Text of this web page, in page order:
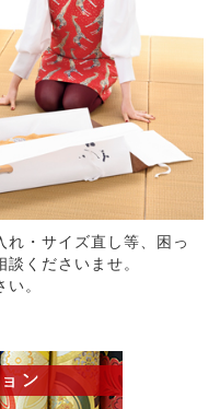
れ・サイズ直し等、困っ
くださいませ。
。